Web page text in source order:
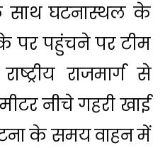
साथ घटनास्थल के
पर पहुंचने पर टीम
राजमार्ग से
नीचे गहरी खाई
के समय वाहन में